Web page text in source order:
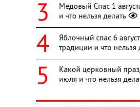
Медовый Спас 1
и что нельзя делать
Яблочный спас 6
традиции и что нельзя
Какой церковный
июля и что нельзя